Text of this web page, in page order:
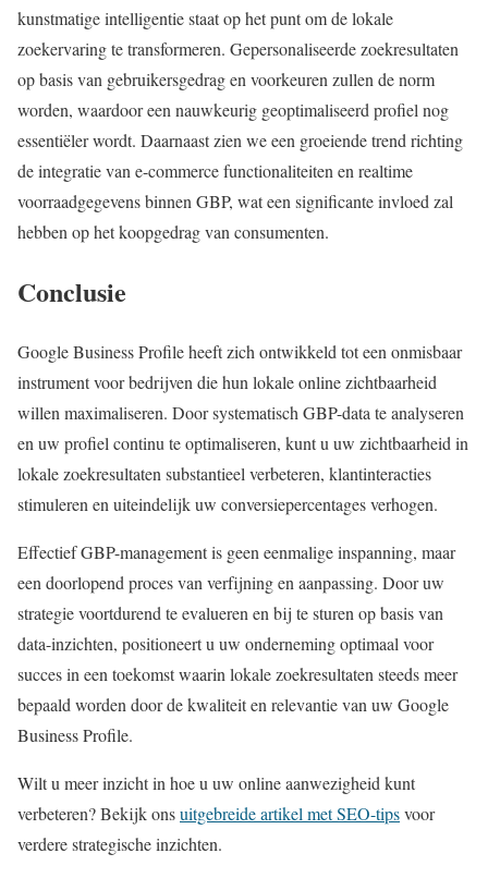
kunstmatige intelligentie staat op het punt om de lokale
zoekervaring te transformeren. Gepersonaliseerde zoekresultaten
op basis van gebruikersgedrag en voorkeuren zullen de norm
worden, waardoor een nauwkeurig geoptimaliseerd profiel nog
essentiëler wordt. Daarnaast zien we een groeiende trend richting
de integratie van e-commerce functionaliteiten en realtime
voorraadgegevens binnen GBP, wat een significante invloed zal
hebben op het koopgedrag van consumenten.
Conclusie
Google Business Profile heeft zich ontwikkeld tot een onmisbaar
instrument voor bedrijven die hun lokale online zichtbaarheid
willen maximaliseren. Door systematisch GBP-data te analyseren
en uw profiel continu te optimaliseren, kunt u uw zichtbaarheid in
lokale zoekresultaten substantieel verbeteren, klantinteracties
stimuleren en uiteindelijk uw conversiepercentages verhogen.
Effectief GBP-management is geen eenmalige inspanning, maar
een doorlopend proces van verfijning en aanpassing. Door uw
strategie voortdurend te evalueren en bij te sturen op basis van
data-inzichten, positioneert u uw onderneming optimaal voor
succes in een toekomst waarin lokale zoekresultaten steeds meer
bepaald worden door de kwaliteit en relevantie van uw Google
Business Profile.
Wilt u meer inzicht in hoe u uw online aanwezigheid kunt
verbeteren? Bekijk onsuitgebreide artikel met SEO-tipsvoor
verdere strategische inzichten.